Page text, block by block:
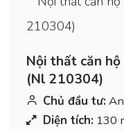
Nội thất căn
(Nl 210304)
Chủ đầu tư:
Diện tích: 130